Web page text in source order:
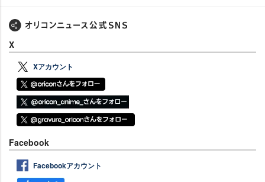
X
Xアカウント
Facebook
Facebookアカウント